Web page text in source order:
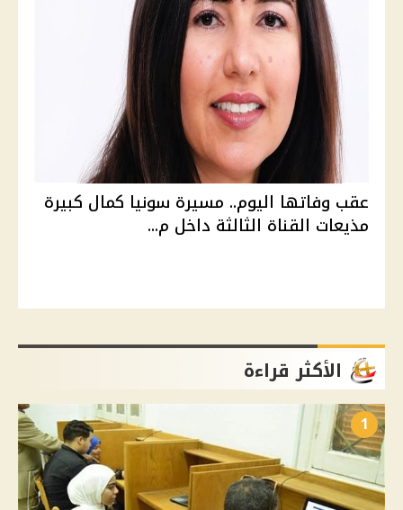
عقب وفاتها اليوم.. مسيرة سونيا كمال كبيرة
مذيعات القناة الثالثة داخل م...
الأكثر قراءة
1